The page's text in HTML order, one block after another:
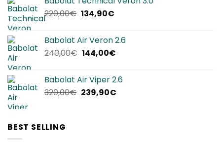
era:
280,00€.
è:
220,00€ Il
era:
220,00€.
134,90€Il
è:
134,90€.
Babolat Air Veron 2.6
240,00€ Il
era:
240,00€.
144,00€Il
è:
144,00€.
Babolat Air Viper 2.6
320,00€ Il
239,90€Il
BEST SELLING